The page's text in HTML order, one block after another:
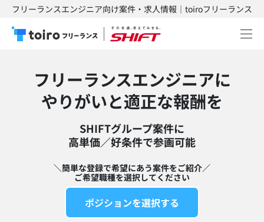
フリーランスエンジニア向け案件・求人情報｜toiroフリーランス
フリーランスエンジニアに
​やりがいと適正な報酬を
SHIFTグループ案件に
高単価／好条件で参画可能​
＼簡単な登録で希望にあう案件をご紹介／
ご希望職種を選択してください
ポジションを選択する